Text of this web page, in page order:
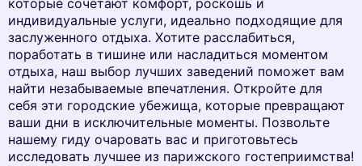
которые сочетают комфорт, роскошь и
индивидуальные услуги, идеально подходящие для
заслуженного отдыха. Хотите расслабиться,
поработать в тишине или насладиться моментом
отдыха, наш выбор лучших заведений поможет вам
найти незабываемые впечатления. Откройте для
себя эти городские убежища, которые превращают
ваши дни в исключительные моменты. Позвольте
нашему гиду очаровать вас и приготовьтесь
исследовать лучшее из парижского гостеприимства!